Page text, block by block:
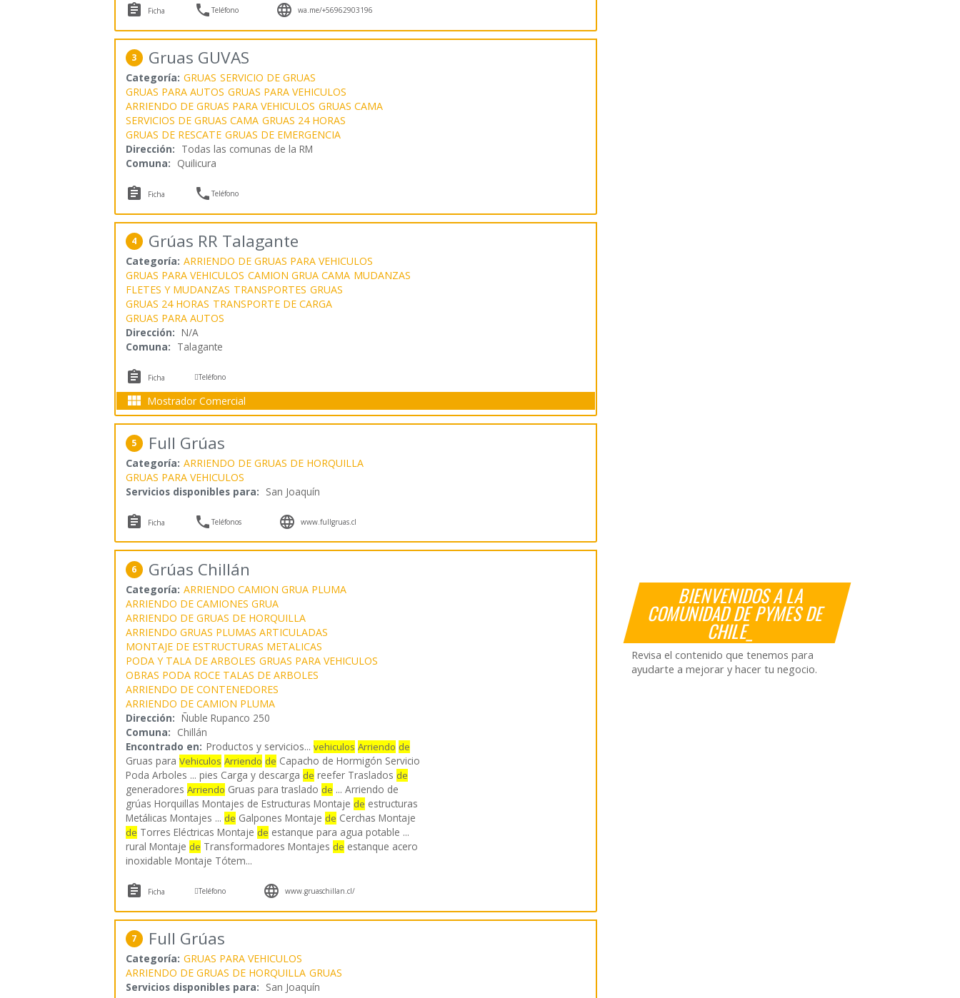
BIENVENIDOS A LA
COMUNIDAD DE PYMES DE
CHILE_
Revisa el contenido que tenemos para
ayudarte a mejorar y hacer tu negocio.
 Ficha Teléfono  wa.me/+56962903196
3 Gruas GUVAS
Categoría: GRUAS SERVICIO DE GRUAS
GRUAS PARA AUTOS GRUAS PARA VEHICULOS
ARRIENDO DE GRUAS PARA VEHICULOS GRUAS CAMA
SERVICIOS DE GRUAS CAMA GRUAS 24 HORAS
GRUAS DE RESCATE GRUAS DE EMERGENCIA
Dirección: Todas las comunas de la RM
Comuna: Quilicura
 Ficha Teléfono
4 Grúas RR Talagante
Categoría: ARRIENDO DE GRUAS PARA VEHICULOS
GRUAS PARA VEHICULOS CAMION GRUA CAMA MUDANZAS
FLETES Y MUDANZAS TRANSPORTES GRUAS
GRUAS 24 HORAS TRANSPORTE DE CARGA
GRUAS PARA AUTOS
Dirección: N/A
Comuna: Talagante
 Ficha Teléfono
 Mostrador Comercial
5 Full Grúas
Categoría: ARRIENDO DE GRUAS DE HORQUILLA
GRUAS PARA VEHICULOS
Servicios disponibles para: San Joaquín
 Ficha Teléfonos  www.fullgruas.cl
6 Grúas Chillán
Categoría: ARRIENDO CAMION GRUA PLUMA
ARRIENDO DE CAMIONES GRUA
ARRIENDO DE GRUAS DE HORQUILLA
ARRIENDO GRUAS PLUMAS ARTICULADAS
MONTAJE DE ESTRUCTURAS METALICAS
PODA Y TALA DE ARBOLES GRUAS PARA VEHICULOS
OBRAS PODA ROCE TALAS DE ARBOLES
ARRIENDO DE CONTENEDORES
ARRIENDO DE CAMION PLUMA
Dirección: Ñuble Rupanco 250
Comuna: Chillán
Encontrado en: Productos y servicios... vehiculos Arriendo de
Gruas para Vehiculos Arriendo de Capacho de Hormigón Servicio
Poda Arboles ... pies Carga y descarga de reefer Traslados de
generadores Arriendo Gruas para traslado de ... Arriendo de
grúas Horquillas Montajes de Estructuras Montaje de estructuras
Metálicas Montajes ... de Galpones Montaje de Cerchas Montaje
de Torres Eléctricas Montaje de estanque para agua potable ...
rural Montaje de Transformadores Montajes de estanque acero
inoxidable Montaje Tótem...
 Ficha Teléfono  www.gruaschillan.cl/
7 Full Grúas
Categoría: GRUAS PARA VEHICULOS
ARRIENDO DE GRUAS DE HORQUILLA GRUAS
Servicios disponibles para: San Joaquín